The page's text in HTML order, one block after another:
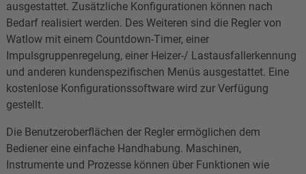
ausgestattet. Zusätzliche Konfigurationen können nach
Bedarf realisiert werden. Des Weiteren sind die Regler von
Watlow mit einem Countdown-Timer, einer
Impulsgruppenregelung, einer Heizer-/ Lastausfallerkennung
und anderen kundenspezifischen Menüs ausgestattet. Eine
kostenlose Konfigurationssoftware wird zur Verfügung
gestellt.
Die Benutzeroberflächen der Regler ermöglichen dem
Bediener eine einfache Handhabung. Maschinen,
Instrumente und Prozesse können über Funktionen wie